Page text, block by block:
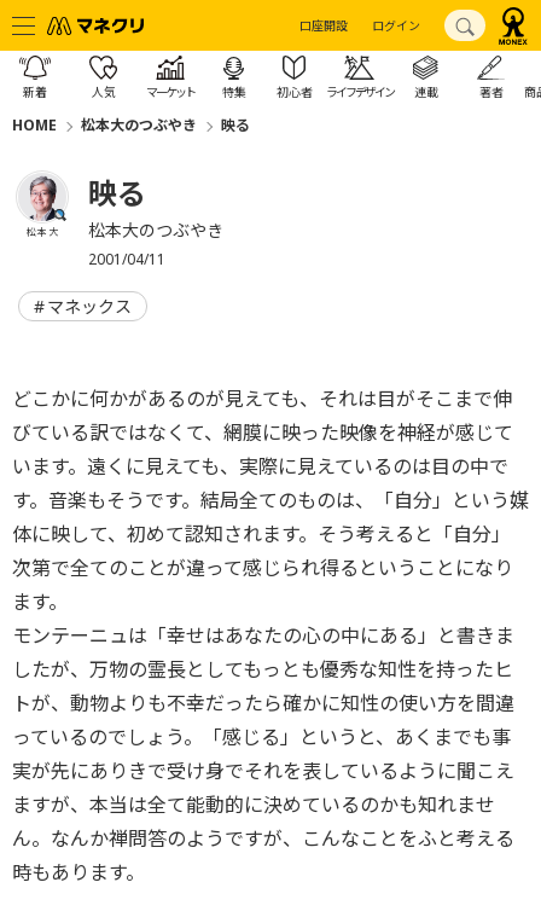
口座開設 ログイン
新着 人気 マーケット 特集 初心者 ライフデザイン 連載 著者 商
HOME 松本大のつぶやき 映る
松本 大
映る
松本大のつぶやき
2001/04/11
マネックス
どこかに何かがあるのが見えても、それは目がそこまで伸
びている訳ではなくて、網膜に映った映像を神経が感じて
います。遠くに見えても、実際に見えているのは目の中で
す。音楽もそうです。結局全てのものは、「自分」という媒
体に映して、初めて認知されます。そう考えると「自分」
次第で全てのことが違って感じられ得るということになり
ます。
モンテーニュは「幸せはあなたの心の中にある」と書きま
したが、万物の霊長としてもっとも優秀な知性を持ったヒ
トが、動物よりも不幸だったら確かに知性の使い方を間違
っているのでしょう。「感じる」というと、あくまでも事
実が先にありきで受け身でそれを表しているように聞こえ
ますが、本当は全て能動的に決めているのかも知れませ
ん。なんか禅問答のようですが、こんなことをふと考える
時もあります。